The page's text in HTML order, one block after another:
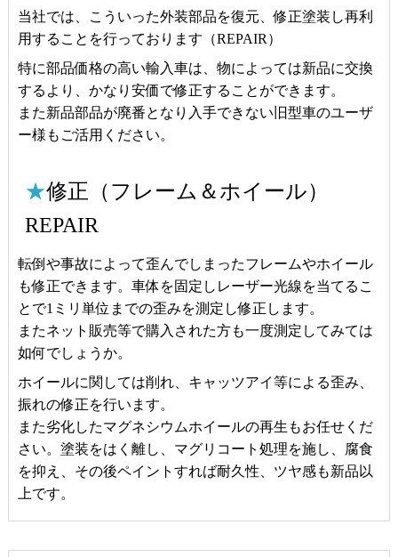
当社では、こういった外装部品を復元、修正塗装し再利
用することを行っております（REPAIR）
特に部品価格の高い輸入車は、物によっては新品に交換
するより、かなり安価で修正することができます。
また新品部品が廃番となり入手できない旧型車のユーザ
ー様もご活用ください。
★修正（フレーム＆ホイール）
REPAIR
転倒や事故によって歪んでしまったフレームやホイール
も修正できます。車体を固定しレーザー光線を当てるこ
とで1ミリ単位までの歪みを測定し修正します。
またネット販売等で購入された方も一度測定してみては
如何でしょうか。
ホイールに関しては削れ、キャッツアイ等による歪み、
振れの修正を行います。
また劣化したマグネシウムホイールの再生もお任せくだ
さい。塗装をはく離し、マグリコート処理を施し、腐食
を抑え、その後ペイントすれば耐久性、ツヤ感も新品以
上です。